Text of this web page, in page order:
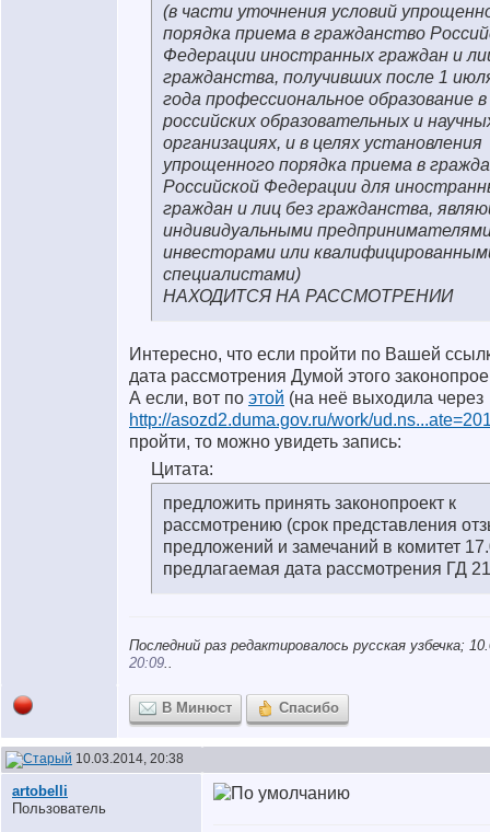
(в части уточнения условий
порядка приема в гражданство
Федерации иностранных граждан и
гражданства, получивших после 1
года профессиональное образование в
российских образовательных и
организациях, и в целях установления
упрощенного порядка приема в
Российской Федерации для
граждан и лиц без гражданства,
индивидуальными
инвесторами или
специалистами)
НАХОДИТСЯ НА РАССМОТРЕНИИ
Интересно, что если пройти по Вашей
дата рассмотрения Думой этого
А если, вот по этой (на неё выходила через
http://asozd2.duma.gov.ru/work/
пройти, то можно увидеть запись:
Цитата:
предложить принять законопроект к
рассмотрению (срок представления
предложений и замечаний в комитет
предлагаемая дата рассмотрения ГД
Последний раз редактировалось русская узбечка;
20:09..
В Минюст Спасибо
10.03.2014, 20:38
artobelli
Пользователь